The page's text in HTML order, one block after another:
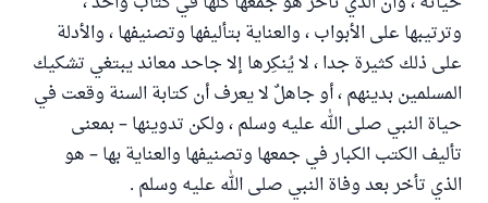
وترتيبها على الأبواب ، والعناية بتأليفها وتصنيفها ، والأدلة
على ذلك كثيرة جدا ، لا يُنكِرها إلا جاحد معاند يبتغي تشكيك
المسلمين بدينهم ، أو جاهلٌ لا يعرف أن كتابة السنة وقعت في
حياة النبي صلى الله عليه وسلم ، ولكن تدوينها – بمعنى
تأليف الكتب الكبار في جمعها وتصنيفها والعناية بها – هو
الذي تأخر بعد وفاة النبي صلى الله عليه وسلم .